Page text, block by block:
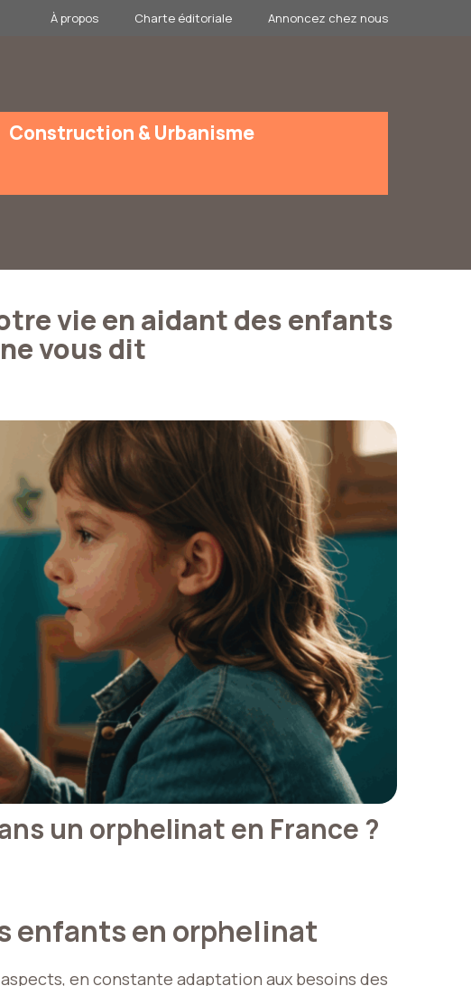
À propos Charte éditoriale Annoncez chez nous
Construction & Urbanisme
vie en aidant des enfants
vous dit
un orphelinat en France ?
enfants en orphelinat
en constante adaptation aux besoins des